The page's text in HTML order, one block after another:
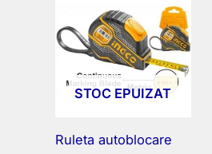
STOC EPUIZAT
Ruleta autoblocare